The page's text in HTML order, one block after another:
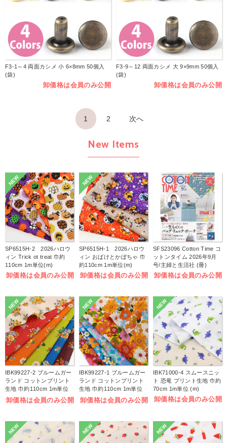
F3-1～4 両面カシメ 小 6×8mm 50個入
(袋)
卸価格は会員のみ公開
F3-9～12 両面カシメ 大 9×9mm 50個入
(袋)
卸価格は会員のみ公開
1 2 次へ
New Items
NEW
SP6515H-2 2026ハロウ
ィン Trick ot treat 巾約
110cm 1m単位(m)
卸価格は会員のみ公開
NEW
SP6515H-1 2026ハロウ
ィン おばけとかぼちゃ 巾
約110cm 1m単位(m)
卸価格は会員のみ公開
SFS23096 Cotton Time コ
ットンタイム 2026年9月
号/主婦と生活社 (冊)
卸価格は会員のみ公開
NEW
IBK99227-2 ブルームガー
ランド コットンプリント
生地 巾約110cm 1m単位
(m)
卸価格は会員のみ公開
NEW
IBK99227-1 ブルームガー
ランド コットンプリント
生地 巾約110cm 1m単位
(m)
卸価格は会員のみ公開
NEW
IBK71000-4 スムースニッ
ト 恐竜 プリント生地 巾約
70cm 1m単位 (m)
卸価格は会員のみ公開
NEW NEW NEW